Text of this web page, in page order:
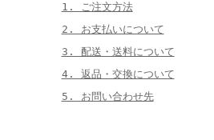
1. ご注文方法
2. お支払いについて
3. 配送・送料について
4. 返品・交換について
5. お問い合わせ先